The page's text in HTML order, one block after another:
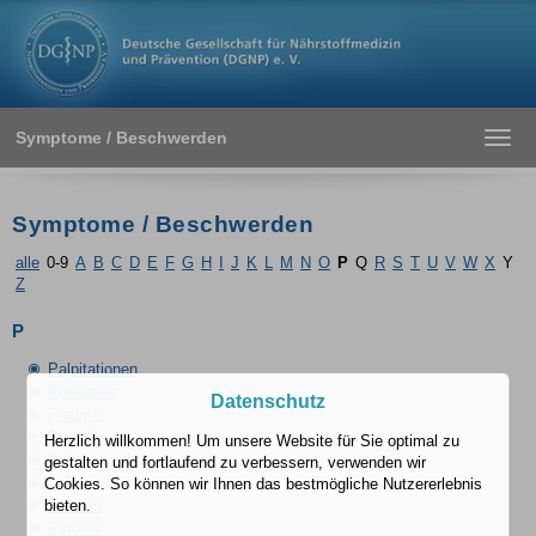
Symptome / Beschwerden
Symptome / Beschwerden
alle 0-9 A B C D E F G H J K L M N O P Q R S T U V W X Y
Z
P
Palpitationen
Polydipsie
Polymenorrhoe
Polyurie
Pruritus
Datenschutz
Herzlich willkommen! Um unsere Website für Sie optimal zu
gestalten und fortlaufend zu verbessern, verwenden wir
Cookies. So können wir Ihnen das bestmögliche Nutzererlebnis
bieten.